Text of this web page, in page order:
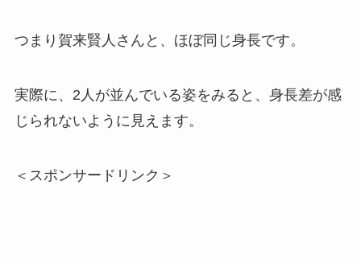
つまり賀来賢人さんと、ほぼ同じ身長です。
実際に、2人が並んでいる姿をみると、身長差が感
じられないように見えます。
＜スポンサードリンク＞